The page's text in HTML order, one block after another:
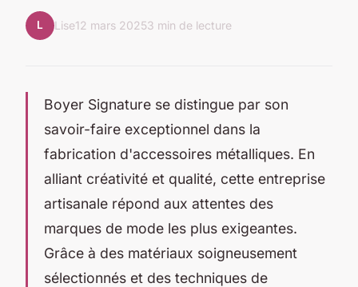
L Lise12 mars 20253 min de lecture
Boyer Signature se distingue par son
savoir-faire exceptionnel dans la
fabrication d'accessoires métalliques. En
alliant créativité et qualité, cette entreprise
artisanale répond aux attentes des
marques de mode les plus exigeantes.
Grâce à des matériaux soigneusement
sélectionnés et des techniques de